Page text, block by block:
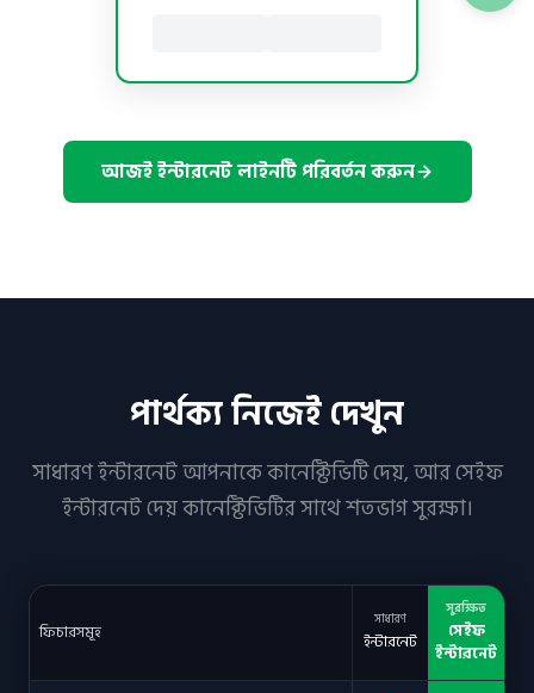
আজই ইন্টারনেট লাইনটি পরিবর্তন করুন
পার্থক্য নিজেই দেখুন
সাধারণ ইন্টারনেট আপনাকে কানেক্টিভিটি দেয়, আর সেইফ
ইন্টারনেট দেয় কানেক্টিভিটির সাথে শতভাগ সুরক্ষা।
ফিচারসমূহ সাধারণ
ইন্টারনেট
সুরক্ষিত
সেইফ
ইন্টারনেট